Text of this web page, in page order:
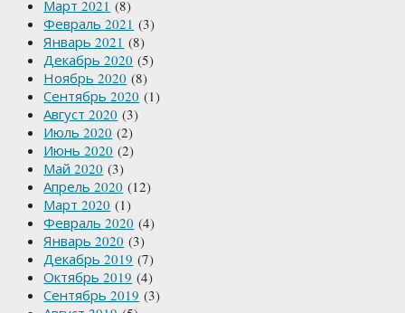
Март 2021 (8)
Февраль 2021 (3)
Январь 2021 (8)
Декабрь 2020 (5)
Ноябрь 2020 (8)
Сентябрь 2020 (1)
Август 2020 (3)
Июль 2020 (2)
Июнь 2020 (2)
Май 2020 (3)
Апрель 2020 (12)
Март 2020 (1)
Февраль 2020 (4)
Январь 2020 (3)
Декабрь 2019 (7)
Октябрь 2019 (4)
Сентябрь 2019 (3)